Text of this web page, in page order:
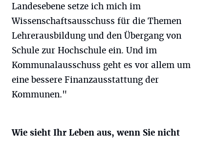
Landesebene setze ich mich im
Wissenschaftsausschuss für die Themen
Lehrerausbildung und den Übergang von
Schule zur Hochschule ein. Und im
Kommunalausschuss geht es vor allem um
eine bessere Finanzausstattung der
Kommunen."
Wie sieht Ihr Leben aus, wenn Sie nicht